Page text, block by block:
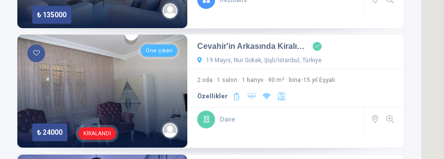
Asansör Park
Spor salonu
Sauna Spa
Cami Spor Salonu
Oyun alanı
Kamera Sistemi Kapalı Garaj
Jeneratör
Sadece uygun olanları göster
₺ 135000
Öne çıkan
₺ 24000 KİRALANDI
Cevahir'in Arkasında Kiralı…
19 Mayıs, Nur Sokak, Şişli/İstanbul, Türkiye
2 oda ·1 salon ·1 banyo ·90 m² · bina-15 yıl Eşyalı
Özellikler
Daire